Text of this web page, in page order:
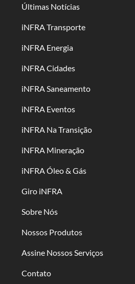
Últimas Notícias
iNFRA Transporte
iNFRA Energia
iNFRA Cidades
iNFRA Saneamento
iNFRA Eventos
iNFRA Na Transição
iNFRA Mineração
iNFRA Óleo & Gás
Giro iNFRA
Sobre Nós
Nossos Produtos
Assine Nossos Serviços
Contato